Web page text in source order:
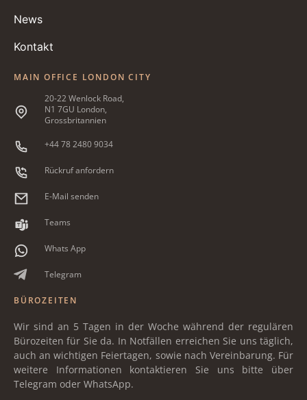
News
Kontakt
MAIN OFFICE LONDON CITY
20-22 Wenlock Road,
N1 7GU London,
Grossbritannien
+44 78 2480 9034
Rückruf anfordern
E-Mail senden
Teams
Whats App
Telegram
BÜROZEITEN
Wir sind an 5 Tagen in der Woche während der regulären
Bürozeiten für Sie da. In Notfällen erreichen Sie uns täglich,
auch an wichtigen Feiertagen, sowie nach Vereinbarung. Für
weitere Informationen kontaktieren Sie uns bitte über
Telegram oder WhatsApp.